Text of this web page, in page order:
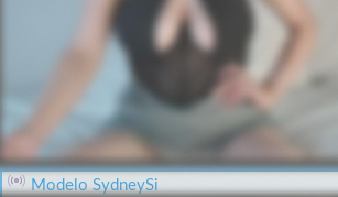
Modelo SydneySi